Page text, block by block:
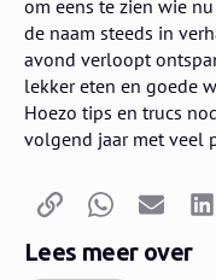
om eens te zien wie
de naam steeds in
avond verloopt
lekker eten en goede
Hoezo tips en trucs
volgend jaar met veel
Kopieer linkWhatsappE-mail
Lees meer over